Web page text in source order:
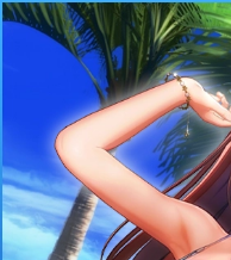
ILLGAMES？ 製品情報 サポート